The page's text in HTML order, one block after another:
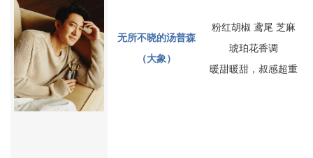
无所不晓的汤普森
（大象）
粉红胡椒 鸢尾 芝麻
琥珀花香调
暖甜暖甜，叔感超重